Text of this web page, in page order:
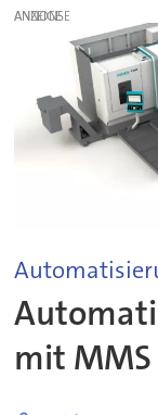
ANZEIGE
mit MMS